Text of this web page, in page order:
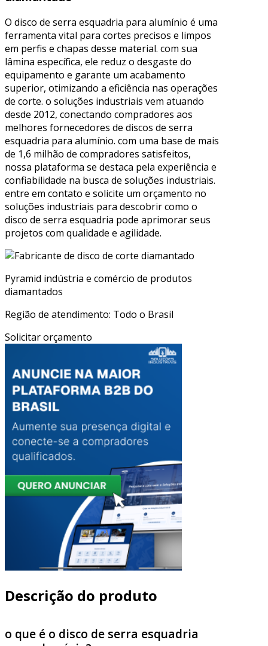
O disco de serra esquadria para alumínio é uma
ferramenta vital para cortes precisos e limpos
em perfis e chapas desse material. com sua
lâmina específica, ele reduz o desgaste do
equipamento e garante um acabamento
superior, otimizando a eficiência nas operações
de corte. o soluções industriais vem atuando
desde 2012, conectando compradores aos
melhores fornecedores de discos de serra
esquadria para alumínio. com uma base de mais
de 1,6 milhão de compradores satisfeitos,
nossa plataforma se destaca pela experiência e
confiabilidade na busca de soluções industriais.
entre em contato e solicite um orçamento no
soluções industriais para descobrir como o
disco de serra esquadria pode aprimorar seus
projetos com qualidade e agilidade.
Pyramid indústria e comércio de produtos
diamantados
Região de atendimento: Todo o Brasil
Solicitar orçamento
Descrição do produto
o que é o disco de serra esquadria